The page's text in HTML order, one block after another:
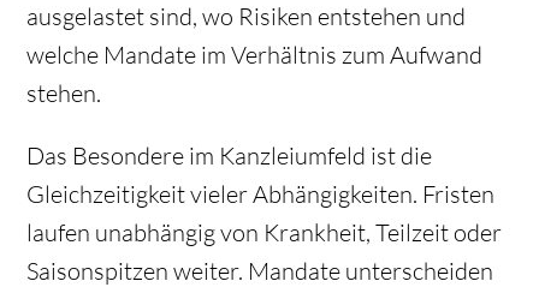
ausgelastet sind, wo Risiken entstehen und
welche Mandate im Verhältnis zum Aufwand
stehen.
Das Besondere im Kanzleiumfeld ist die
Gleichzeitigkeit vieler Abhängigkeiten. Fristen
laufen unabhängig von Krankheit, Teilzeit oder
Saisonspitzen weiter. Mandate unterscheiden